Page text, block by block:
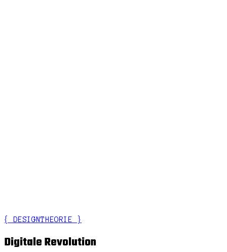
{ DESIGNTHEORIE }
Digitale Revolution